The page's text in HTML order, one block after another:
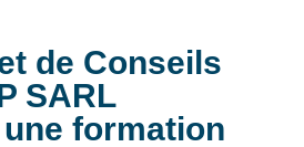
de Conseils
SARL
formation